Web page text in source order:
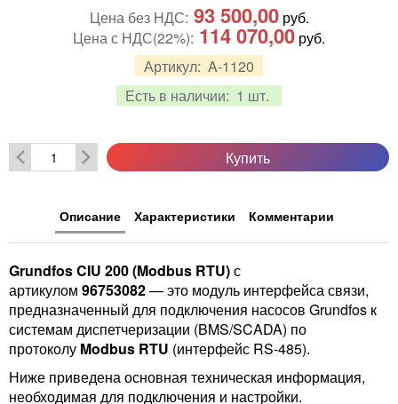
Артикул: A-1120
Есть в наличии: 1 шт.
Цена без НДС: 93 500,00руб.
Цена с НДС(22%): 114 070,00 руб.
Купить
Описание Характеристики Комментарии
Grundfos CIU 200 (Modbus RTU)с
артикулом 96753082— это модуль интерфейса связи,
предназначенный для подключения насосов Grundfos к
системам диспетчеризации (BMS/SCADA) по
протоколу Modbus RTU (интерфейс RS-485).
Ниже приведена основная техническая информация,
необходимая для подключения и настройки.